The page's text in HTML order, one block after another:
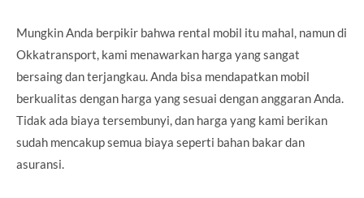
Mungkin Anda berpikir bahwa rental mobil itu mahal, namun di
Okkatransport, kami menawarkan harga yang sangat
bersaing dan terjangkau. Anda bisa mendapatkan mobil
berkualitas dengan harga yang sesuai dengan anggaran Anda.
Tidak ada biaya tersembunyi, dan harga yang kami berikan
sudah mencakup semua biaya seperti bahan bakar dan
asuransi.